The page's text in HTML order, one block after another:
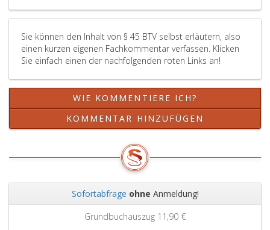
2012/27/EU)
fällt
oder
wenn
sie
einem
Versorgungsunternehmen
oder
einem
Netzbetreiber
betrieben
wird
und
demnach
systemseitigen
zur
Sie können den Inhalt von § 45 BTV selbst erläutern, also
einen kurzen eigenen Fachkommentar verfassen. Klicken
Sie einfach einen der nachfolgenden roten Links an!
WIE KOMMENTIERE ICH?
KOMMENTAR HINZUFÜGEN
Sofortabfrage ohne Anmeldung!
Grundbuchauszug 11,90 €